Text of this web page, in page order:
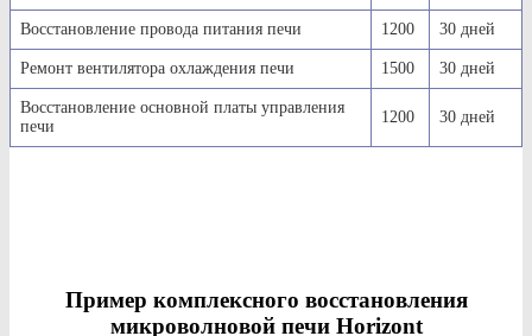
Восстановление провода питания печи 1200 30 дней
Ремонт вентилятора охлаждения печи 1500 30 дней
Восстановление основной платы управления
печи
1200 30 дней
Пример комплексного восстановления
микроволновой печи Horizont